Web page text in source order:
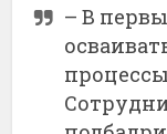
– В